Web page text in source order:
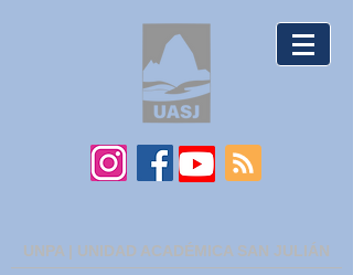
UNPA | UNIDAD ACADÉMICA SAN JULIÁN